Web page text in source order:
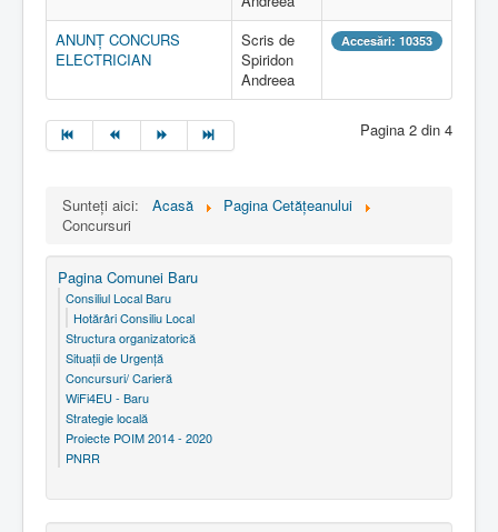
ANUNȚ CONCURS
ELECTRICIAN
Scris de
Spiridon
Andreea
Accesări: 10353
Pagina 2 din 4
Sunteți aici: Acasă
Pagina Cetăţeanului
Concursuri
Pagina Comunei Baru
Consiliul Local Baru
Hotărâri Consiliu Local
Structura organizatorică
Situaţii de Urgenţă
Concursuri/ Carieră
WiFi4EU - Baru
Strategie locală
Proiecte POIM 2014 - 2020
PNRR